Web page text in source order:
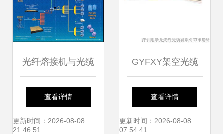
光纤熔接机与光缆
高效连接的技术护
航者
查看详情
更新时间：2026-08-08
21:46:51
GYFXY架空光缆
用户关注点解读与
市场定价概述
查看详情
更新时间：2026-08-08
07:54:41